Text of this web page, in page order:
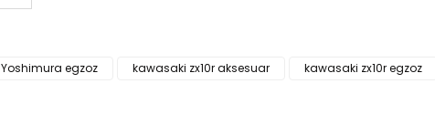
Ürün bilgilerinde hatalar bulunuyor.
Yoshimura egzoz kawasaki zx10r aksesuar kawasaki zx10r egzoz